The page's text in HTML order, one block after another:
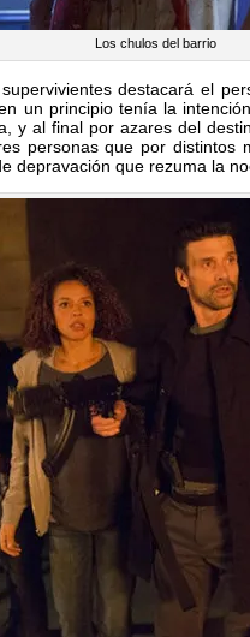
Los chulos del barrio
destacará el
un principio tenía la
y al final por azares del
personas que por distintos
depravación que rezuma la